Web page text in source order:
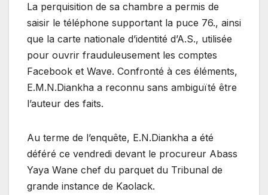
La perquisition de sa chambre a permis de
saisir le téléphone supportant la puce 76., ainsi
que la carte nationale d’identité d’A.S., utilisée
pour ouvrir frauduleusement les comptes
Facebook et Wave. Confronté à ces éléments,
E.M.N.Diankha a reconnu sans ambiguïté être
l’auteur des faits.
Au terme de l’enquête, E.N.Diankha a été
déféré ce vendredi devant le procureur Abass
Yaya Wane chef du parquet du Tribunal de
grande instance de Kaolack.